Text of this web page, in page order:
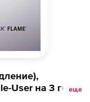
User на 3 года
еще